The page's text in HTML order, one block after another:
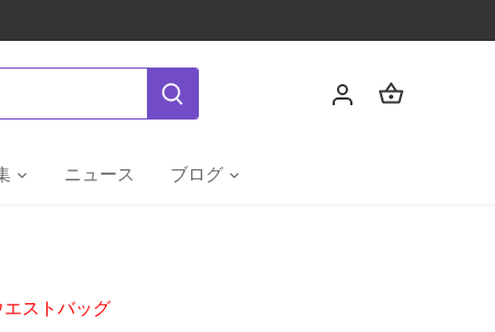
ニュース ブログ
エストバッグ